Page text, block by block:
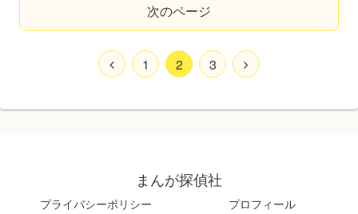
次のページ
1 2 3
まんが探偵社
プライバシーポリシー プロフィール